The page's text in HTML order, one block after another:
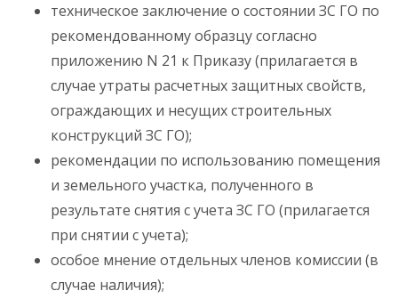
техническое заключение о состоянии ЗС ГО по
рекомендованному образцу согласно
приложению N 21 к Приказу (прилагается в
случае утраты расчетных защитных свойств,
ограждающих и несущих строительных
конструкций ЗС ГО);
рекомендации по использованию помещения
и земельного участка, полученного в
результате снятия с учета ЗС ГО (прилагается
при снятии с учета);
особое мнение отдельных членов комиссии (в
случае наличия);